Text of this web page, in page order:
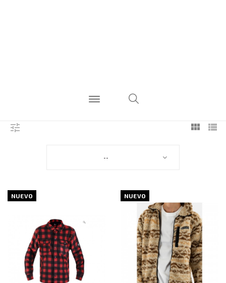
--
NUEVO NUEVO